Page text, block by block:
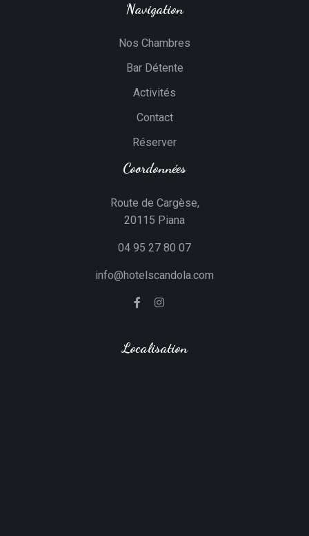
Navigation
Nos Chambres
Bar Détente
Activités
Contact
Réserver
Coordonnées
Route de Cargèse,
20115 Piana
04 95 27 80 07
info@hotelscandola.com
Localisation